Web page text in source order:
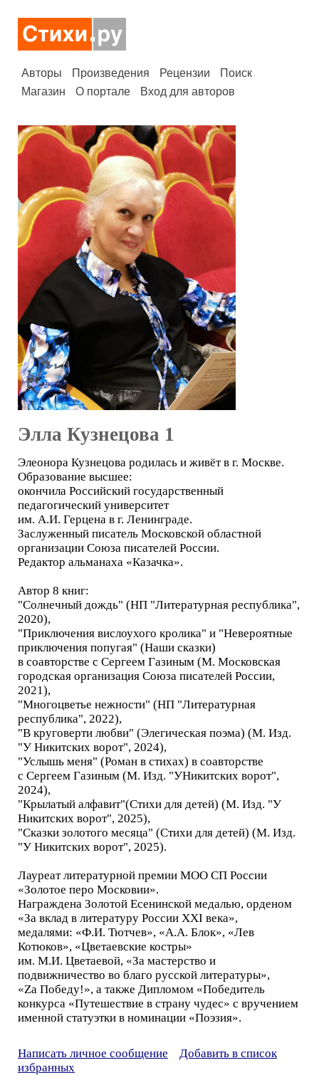
Авторы Произведения Рецензии
Поиск
Магазин
О портале Вход для авторов
Элла Кузнецова 1
Элеонора Кузнецова родилась и живёт в г. Москве.
Образование высшее:
окончила Российский государственный
педагогический университет
им. А.И. Герцена в г. Ленинграде.
Заслуженный писатель Московской областной
организации Союза писателей России.
Редактор альманаха «Казачка».
Автор 8 книг:
"Солнечный дождь" (НП "Литературная республика",
2020),
"Приключения вислоухого кролика" и "Невероятные
приключения попугая" (Наши сказки)
в соавторстве с Сергеем Газиным (М. Московская
городская организация Союза писателей России,
2021),
"Многоцветье нежности" (НП "Литературная
республика", 2022),
"В круговерти любви" (Элегическая поэма) (М. Изд.
"У Никитских ворот", 2024),
"Услышь меня" (Роман в стихах) в соавторстве
с Сергеем Газиным (М. Изд. "УНикитских ворот",
2024),
"Крылатый алфавит"(Стихи для детей) (М. Изд. "У
Никитских ворот", 2025),
"Сказки золотого месяца" (Стихи для детей) (М. Изд.
"У Никитских ворот", 2025).
Лауреат литературной премии МОО СП России
«Золотое перо Московии».
Награждена Золотой Есенинской медалью, орденом
«За вклад в литературу России XXI века»,
медалями: «Ф.И. Тютчев», «А.А. Блок», «Лев
Котюков», «Цветаевские костры»
им. М.И. Цветаевой, «За мастерство и
подвижничество во благо русской литературы»,
«Zа Победу!», а также Дипломом «Победитель
конкурса «Путешествие в страну чудес» с вручением
именной статуэтки в номинации «Поэзия».
Написать личное сообщение
Добавить в список
избранных